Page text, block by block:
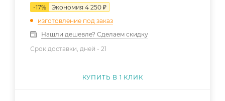
-17% Экономия 4 250 ₽
изготовление под заказ
Нашли дешевле? Сделаем скидку
Срок доставки, дней - 21
КУПИТЬ В 1 КЛИК